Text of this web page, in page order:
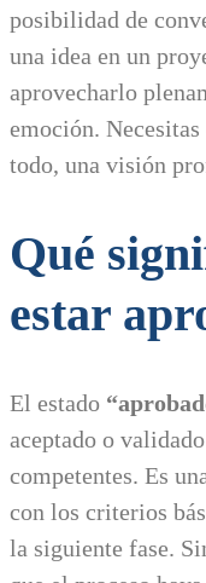
posibilidad de
una idea en un
aprovecharlo
emoción.
todo, una visión
Qué
estar
El estado
aceptado o
competentes. Es
con los criterios
la siguiente fase.